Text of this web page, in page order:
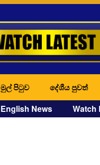
මුල් පිටුව දේශීය පුවත්
English News Watch